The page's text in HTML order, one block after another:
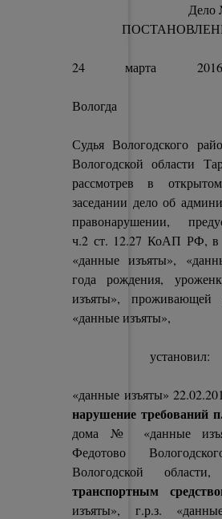
Дело
24 марта
Вологда
Судья Вологодского
Вологодской области
рассмотрев в
заседании дело об
правонарушении,
ч.2 ст. 12.27 КоАП РФ, в
«данные изъяты»,
года рождения,
изъяты», проживающей
«данные изъяты»,
установил:
«данные изъяты»
нарушение требований
дома № «данные
Федотово
Вологодской области,
транспортным
изъяты», г.р.з.